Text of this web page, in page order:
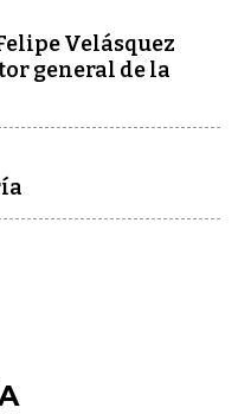
Velásquez
general de la